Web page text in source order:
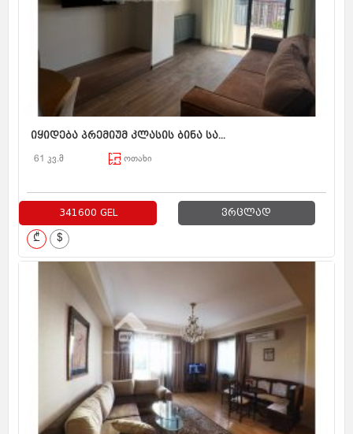
იყიდება პრემიუმ კლასის ბინა სა...
61 კვ.მ ოთახი
341600 GEL ვრცლად
₾ $